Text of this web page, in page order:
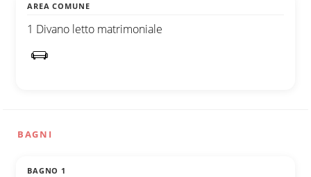
AREA COMUNE
1 Divano letto matrimoniale
BAGNI
BAGNO 1